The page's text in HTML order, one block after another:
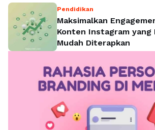
Pendidikan
Maksimalkan
Konten Instagram yang
Mudah Diterapkan